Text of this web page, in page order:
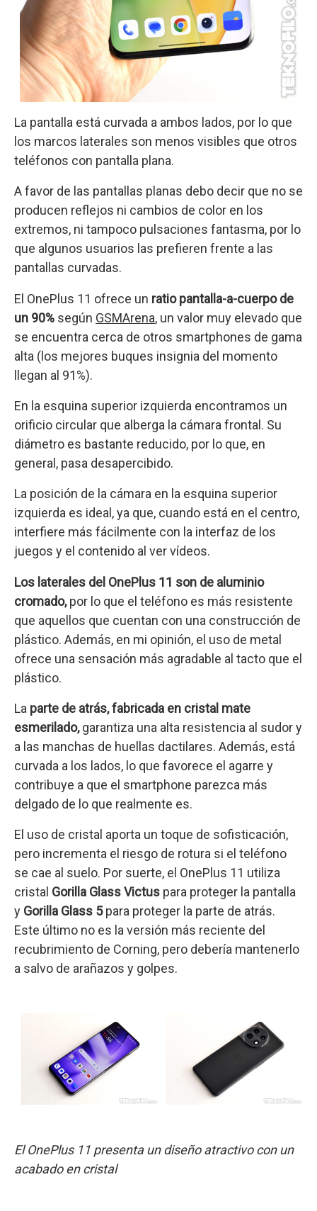
La pantalla está curvada a ambos lados, por lo que
los marcos laterales son menos visibles que otros
teléfonos con pantalla plana.
A favor de las pantallas planas debo decir que no se
producen reflejos ni cambios de color en los
extremos, ni tampoco pulsaciones fantasma, por lo
que algunos usuarios las prefieren frente a las
pantallas curvadas.
El OnePlus 11 ofrece un ratio pantalla-a-cuerpo de
un 90% según GSMArena, un valor muy elevado que
se encuentra cerca de otros smartphones de gama
alta (los mejores buques insignia del momento
llegan al 91%).
En la esquina superior izquierda encontramos un
orificio circular que alberga la cámara frontal. Su
diámetro es bastante reducido, por lo que, en
general, pasa desapercibido.
La posición de la cámara en la esquina superior
izquierda es ideal, ya que, cuando está en el centro,
interfiere más fácilmente con la interfaz de los
juegos y el contenido al ver vídeos.
Los laterales del OnePlus 11 son de aluminio
cromado,por lo que el teléfono es más resistente
que aquellos que cuentan con una construcción de
plástico. Además, en mi opinión, el uso de metal
ofrece una sensación más agradable al tacto que el
plástico.
La parte de atrás, fabricada en cristal mate
esmerilado,garantiza una alta resistencia al sudor y
a las manchas de huellas dactilares. Además, está
curvada a los lados, lo que favorece el agarre y
contribuye a que el smartphone parezca más
delgado de lo que realmente es.
El uso de cristal aporta un toque de sofisticación,
pero incrementa el riesgo de rotura si el teléfono
se cae al suelo. Por suerte, el OnePlus 11 utiliza
cristal Gorilla Glass Victus para proteger la pantalla
y Gorilla Glass 5para proteger la parte de atrás.
Este último no es la versión más reciente del
recubrimiento de Corning, pero debería mantenerlo
a salvo de arañazos y golpes.
El OnePlus 11 presenta un diseño atractivo con un
acabado en cristal